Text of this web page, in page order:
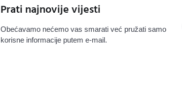
Prati najnovije vijesti
Obećavamo nećemo vas smarati već pružati samo
korisne informacije putem e-mail.